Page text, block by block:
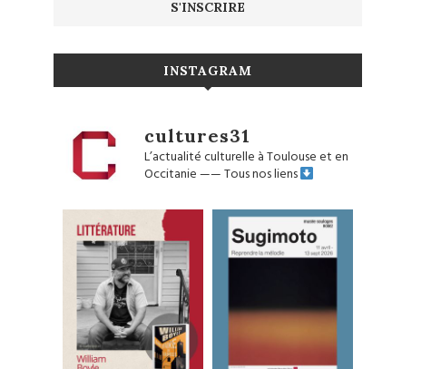
INSTAGRAM
cultures31
L’actualité culturelle à Toulouse et en
Occitanie——Tous nos liens